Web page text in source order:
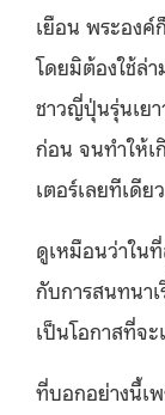
เยือน พระอง
โดยมิต้องใช้ล่
ชาวญี่ปุ่นรุ่นเย
ก่อน จนทำให้
เตอร์เลยทีเดียว
ดูเหมือนว่าใน
กับการสนทนา
เป็นโอกาสที่จ
ที่บอกอย่างนี้เ